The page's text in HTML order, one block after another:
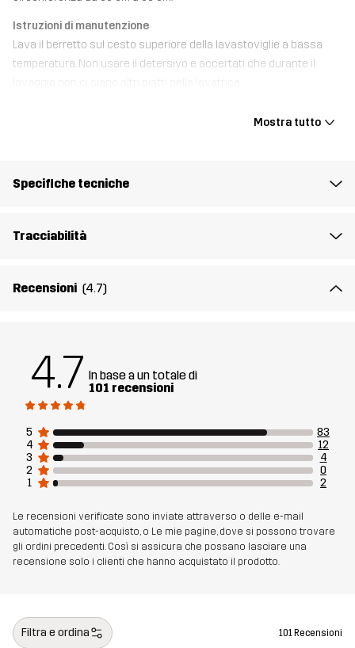
Istruzioni di manutenzione
Lava il berretto sul cesto superiore della lavastoviglie a bassa
temperatura. Non usare il detersivo e accertati che durante il
Materiale 2
Mostra tutto
Specifiche tecniche
Tracciabilità
Recensioni (4.7)
4.7 In base a un totale di
101 recensioni
5
83
4
12
3
4
2
0
1
2
Le recensioni verificate sono inviate attraverso o delle e-mail
automatiche post-acquisto, o Le mie pagine, dove si possono trovare
gli ordini precedenti. Così si assicura che possano lasciare una
recensione solo i clienti che hanno acquistato il prodotto.
Filtra e ordina 101 Recensioni